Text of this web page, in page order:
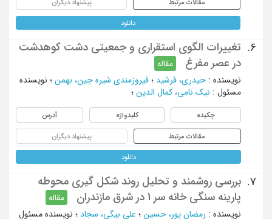
مقالات مرتبط پیشنهاد دیگران
دانلود
6.
تغییرات الگوی استقراری و جمعیتی دشت کوهدشت
در عصر مفرغ
مقاله
نویسنده : حیدری، فرشید ؛ فیروزمندی شیره جین، بهمن ؛ نویسنده
مسئول : نیک نامی، کمال الدین ؛
چکیده کلیدواژه آدرس
مقالات مرتبط پیشنهاد دیگران
دانلود
7.
بررسی روشمند و تحلیل روند شکل گیری محوطه
پارینه سنگی خانه سر 1 در شرق مازندران
مقاله
نویسنده : رمضان پور، حسین ؛ علی بیگی، سجاد ؛ نویسنده مسئول